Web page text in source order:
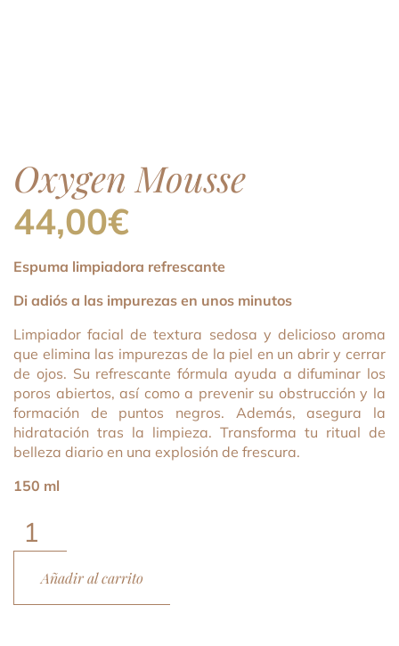
Oxygen Mousse
44,00€
Espuma limpiadora refrescante
Di adiós a las impurezas en unos minutos
Limpiador facial de textura sedosa y delicioso aroma
que elimina las impurezas de la piel en un abrir y cerrar
de ojos. Su refrescante fórmula ayuda a difuminar los
poros abiertos, así como a prevenir su obstrucción y la
formación de puntos negros. Además, asegura la
hidratación tras la limpieza. Transforma tu ritual de
belleza diario en una explosión de frescura.
150 ml
Oxygen
Mousse
Añadir al carrito